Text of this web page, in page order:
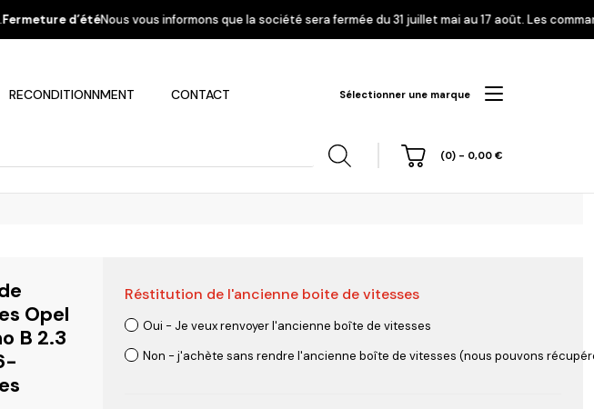
informons que la société sera fermée du 31 juillet mai au 17 août. Les commandes enregistrées
RECONDITIONNMENT CONTACT
(0) - 0,00 €
Sélectionner une marque
Mitsubishi Nissan Opel Peugeot
Opel
B 2.3
Réstitution de l'ancienne boite de vitesses
Oui - Je veux renvoyer l'ancienne boîte de vitesses
Non - j'achète sans rendre l'ancienne boîte de vitesses (nous pouvons